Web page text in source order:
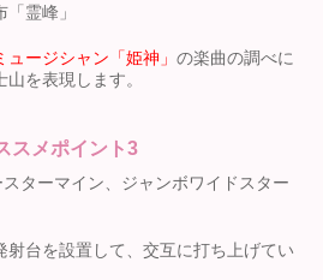
霊峰」
ュージシャン「姫神」の楽曲の調べに
を表現します。
スメポイント3
ターマイン、ジャンボワイドスター
射台を設置して、交互に打ち上げてい